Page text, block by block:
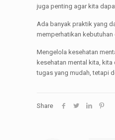
juga penting agar kita
Ada banyak praktik yang
memperhatikan
Mengelola kesehatan
kesehatan mental kita,
tugas yang mudah, tetapi
Share